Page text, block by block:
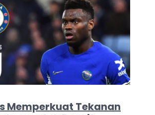
Memperkuat Tekanan